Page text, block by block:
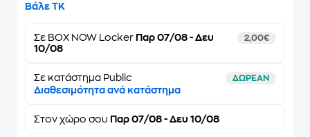
Βάλε ΤΚ
Σε BOX NOW Locker Παρ 07/08 - Δευ
10/08
2,00€
Σε κατάστημα Public ΔΩΡΕΑΝ
Διαθεσιμότητα ανά κατάστημα
Στον χώρο σου Παρ 07/08 - Δευ 10/08